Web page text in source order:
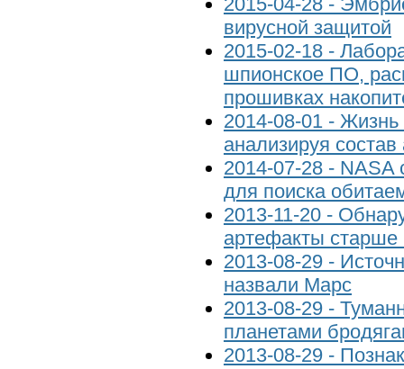
вирусной защитой
2015-02-18 -
шпионское ПО,
прошивках
2014-08-01 - Жизнь
анализируя
2014-07-28 - NASA
для поиска
2013-11-20 -
артефакты старше
2013-08-29 -
назвали Марс
2013-08-29 -
планетами
2013-08-29 -